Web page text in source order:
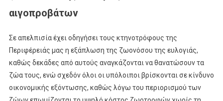
αιγοπροβάτων
Σε απελπισία έχει οδηγήσει τους κτηνοτρόφους της
Περιφέρειάς μας η εξάπλωση της ζωονόσου της ευλογιάς,
καθώς δεκάδες από αυτούς αναγκάζονται να θανατώσουν τα
ζώα τους, ενώ σχεδόν όλοι οι υπόλοιποι βρίσκονται σε κίνδυνο
οικονομικής εξόντωσης, καθώς λόγω του περιορισμού των